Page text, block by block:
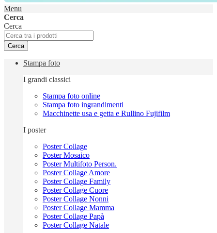
Menu
Cerca
Cerca
Cerca
Stampa foto
I grandi classici
Stampa foto online
Stampa foto ingrandimenti
Macchinette usa e getta e Rullino Fujifilm
I poster
Poster Collage
Poster Mosaico
Poster Multifoto Person.
Poster Collage Amore
Poster Collage Family
Poster Collage Cuore
Poster Collage Nonni
Poster Collage Mamma
Poster Collage Papà
Poster Collage Natale